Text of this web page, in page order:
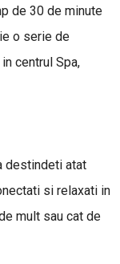
de 30 de minute
o serie de
centrul Spa,
destindeti atat
si relaxati in
mult sau cat de